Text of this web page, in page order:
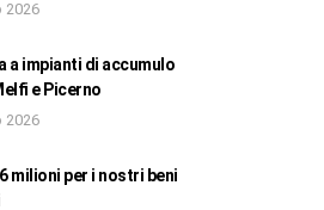
2026
a impianti di accumulo
e Picerno
2026
milioni per i nostri beni